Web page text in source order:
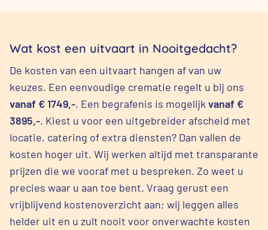
Wat kost een uitvaart in Nooitgedacht?
De kosten van een uitvaart hangen af van uw
keuzes. Een eenvoudige crematie regelt u bij ons
vanaf € 1749,-. Een begrafenis is mogelijk vanaf €
3895,-. Kiest u voor een uitgebreider afscheid met
locatie, catering of extra diensten? Dan vallen de
kosten hoger uit. Wij werken altijd met transparante
prijzen die we vooraf met u bespreken. Zo weet u
precies waar u aan toe bent. Vraag gerust een
vrijblijvend kostenoverzicht aan; wij leggen alles
helder uit en u zult nooit voor onverwachte kosten